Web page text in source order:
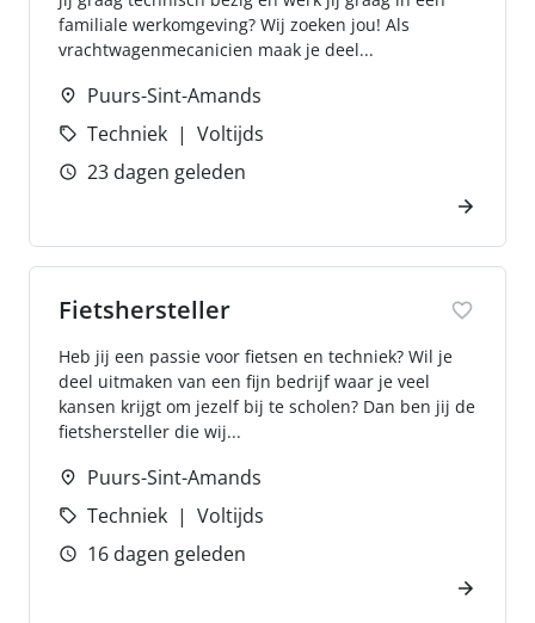
familiale werkomgeving? Wij zoeken jou! Als
vrachtwagenmecanicien maak je deel...
Puurs-Sint-Amands
Techniek
Voltijds
23 dagen geleden
Fietshersteller
Heb jij een passie voor fietsen en techniek? Wil je
deel uitmaken van een fijn bedrijf waar je veel
kansen krijgt om jezelf bij te scholen? Dan ben jij de
fietshersteller die wij...
Puurs-Sint-Amands
Techniek
Voltijds
16 dagen geleden